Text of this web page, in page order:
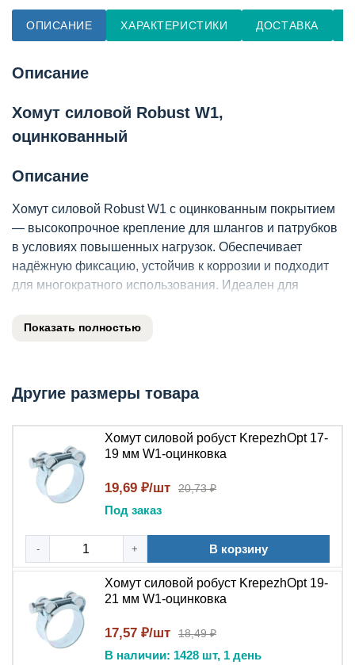
ОПИСАНИЕ ХАРАКТЕРИСТИКИ ДОСТАВКА
Описание
Хомут силовой Robust W1,
оцинкованный
Описание
Хомут силовой Robust W1 с оцинкованным покрытием
— высокопрочное крепление для шлангов и патрубков
в условиях повышенных нагрузок. Обеспечивает
надёжную фиксацию, устойчив к коррозии и подходит
для многократного использования. Идеален для
Ключевые характеристики
Модель
Robust W1
Материал
Оцинкованная сталь
Ширина ленты
18–24 мм
Толщина ленты
Диапазон диаметров
Зависит от модели
Тип крепежа
Болт М6 с шагом резьбы
1 мм (в зависимости от
модели)
Размер под ключ
8 мм или 10 мм (в
зависимости от модели)
Температурный
от –40 °C до +120 °C
Показать полностью
Другие размеры товара
Хомут силовой робуст KrepezhOpt 17-
19 мм W1-оцинковка
19,69 ₽/шт 20,73 ₽
Под заказ
- + В корзину
Хомут силовой робуст KrepezhOpt 19-
21 мм W1-оцинковка
17,57 ₽/шт 18,49 ₽
В наличии: 1428 шт, 1 день